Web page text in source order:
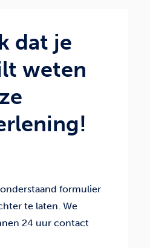
dat je
weten
formulier
te laten. We
24 uur contact